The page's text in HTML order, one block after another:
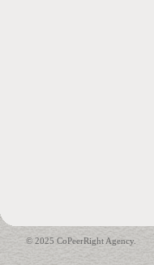
© 2025 CoPeerRight Agency.